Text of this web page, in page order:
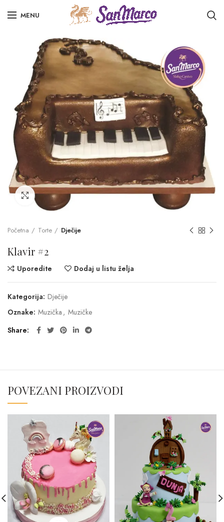
MENU
Click to enlarge
Početna Torte Dječije
Klavir #2
Uporedite Dodaj u listu želja
Kategorija: Dječije
Oznake: Muzička , Muzičke
Share
POVEZANI PROIZVODI